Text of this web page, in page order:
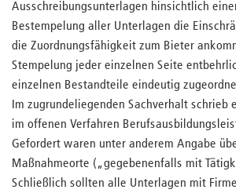
Ausschreibungsunterlagen hinsichtlich
Bestempelung aller Unterlagen die
die Zuordnungsfähigkeit zum Bieter
Stempelung jeder einzelnen Seite
einzelnen Bestandteile eindeutig
Im zugrundeliegenden Sachverhalt schrieb
im offenen Verfahren
Gefordert waren unter anderem Angabe
Maßnahmeorte („gegebenenfalls mit
Schließlich sollten alle Unterlagen mit